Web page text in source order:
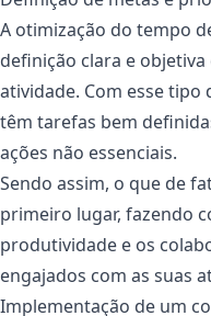
A otimização do tempo
definição clara e objetiva
atividade. Com esse
têm tarefas bem
ações não essenciais.
Sendo assim, o que de
primeiro lugar, fazendo
produtividade e os
engajados com as suas
Implementação de um